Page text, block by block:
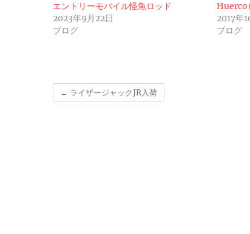
エントリーモバイル怪魚ロッド
2023年9月22日
ブログ
Huerco
2017年
ブログ
← ライザージャックJR入荷